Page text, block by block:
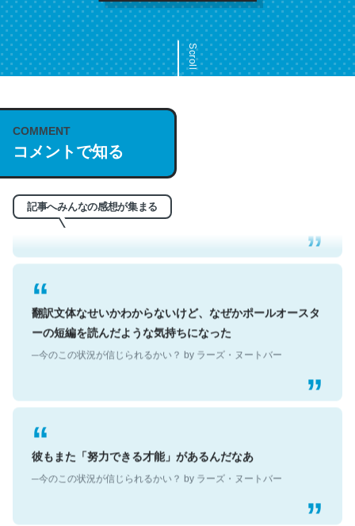
Scroll
COMMENT
コメントで知る
記事へみんなの感想が集まる
これは名文。彼はとてもクレバーなんだろうなと凄く思
う。英語少しでも読める人は原文もお勧め。自分はこの流
れ好き。Let’s Fucking Go. Then Covid hit. Shit.
─今のこの状況が信じられるかい？ by ラーズ・ヌートバー
翻訳文体なせいかわからないけど、なぜかポールオースタ
ーの短編を読んだような気持ちになった
─今のこの状況が信じられるかい？ by ラーズ・ヌートバー
彼もまた「努力できる才能」があるんだなあ
─今のこの状況が信じられるかい？ by ラーズ・ヌートバー